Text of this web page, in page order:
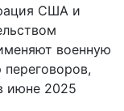
США и
военную
июне 2025